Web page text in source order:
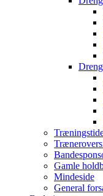
Gamle
Mindeside
General